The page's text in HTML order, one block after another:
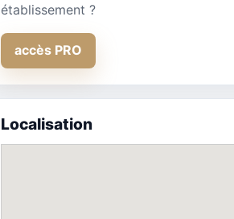
établissement ?
accès PRO
Localisation